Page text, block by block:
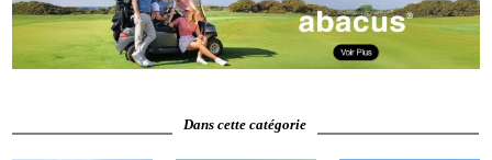
Dans cette catégorie